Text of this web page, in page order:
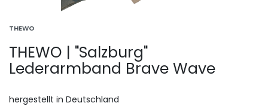
THEWO
THEWO | "Salzburg"
Lederarmband Brave Wave
hergestellt in Deutschland